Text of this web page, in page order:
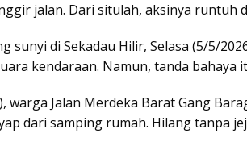
jalan. Dari situlah, aksinya runtuh
sunyi di Sekadau Hilir, Selasa (5/5/
kendaraan. Namun, tanda bahaya
warga Jalan Merdeka Barat Gang
dari samping rumah. Hilang tanpa